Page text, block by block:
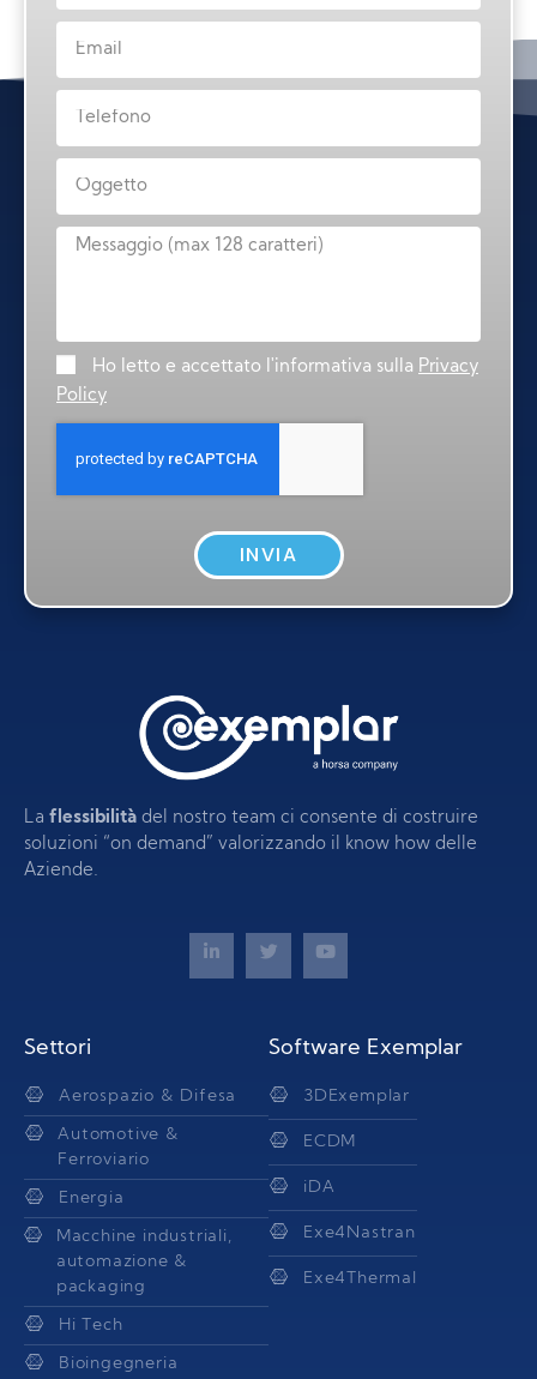
Ho letto e accettato l'informativa sulla Privacy
Policy
INVIA
La flessibilità del nostro team ci consente di costruire
soluzioni “on demand” valorizzando il know how delle
Aziende.
Settori
Aerospazio & Difesa
Automotive &
Ferroviario
Energia
Macchine industriali,
automazione &
packaging
Hi Tech
Bioingegneria
Software Exemplar
3DExemplar
ECDM
iDA
Exe4Nastran
Exe4Thermal